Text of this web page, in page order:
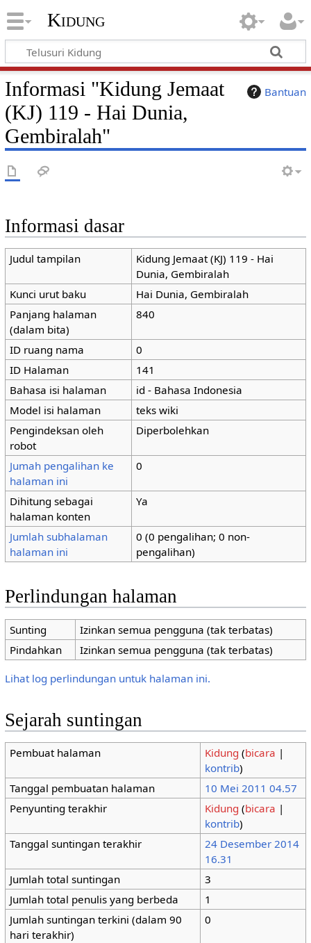
Kidung
Bantuan
Informasi "Kidung Jemaat
(KJ) 119 - Hai Dunia,
Gembiralah"
Informasi dasar
Judul tampilan
Kidung Jemaat (KJ) 119 - Hai
Dunia, Gembiralah
Kunci urut baku
Hai Dunia, Gembiralah
Panjang halaman
(dalam bita)
840
ID ruang nama
0
ID Halaman
141
Bahasa isi halaman
id - Bahasa Indonesia
Model isi halaman
teks wiki
Pengindeksan oleh
robot
Diperbolehkan
Jumah pengalihan ke
halaman ini
0
Dihitung sebagai
halaman konten
Ya
Jumlah subhalaman
halaman ini
0 (0 pengalihan; 0 non-
pengalihan)
Perlindungan halaman
Sunting
Izinkan semua pengguna (tak terbatas)
Pindahkan
Izinkan semua pengguna (tak terbatas)
Lihat log perlindungan untuk halaman ini.
Sejarah suntingan
Pembuat halaman Kidung (bicara |
kontrib)
Tanggal pembuatan halaman
10 Mei 2011 04.57
Penyunting terakhir
Kidung (bicara |
kontrib)
Tanggal suntingan terakhir
24 Desember 2014
16.31
Jumlah total suntingan
3
Jumlah total penulis yang berbeda
1
Jumlah suntingan terkini (dalam 90
hari terakhir)
0